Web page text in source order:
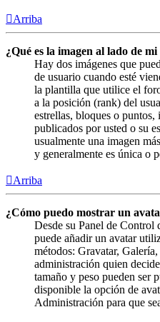
Arriba
¿Qué es la imagen al lado de
Hay dos imágenes que
de usuario cuando esté
la plantilla que utilice el
a la posición (rank) del
estrellas, bloques o
publicados por usted o su
usualmente una imagen
y generalmente es única o
Arriba
¿Cómo puedo mostrar un
Desde su Panel de Control
puede añadir un avatar
métodos: Gravatar,
administración quien
tamaño y peso pueden ser
disponible la opción de
Administración para que